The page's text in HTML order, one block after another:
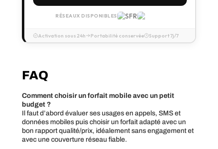
RÉSEAUX DISPONIBLES
Activation sous 24h Portabilité conservée Support 7j/7
FAQ
Comment choisir un forfait mobile avec un petit
budget ?
Il faut d’abord évaluer ses usages en appels, SMS et
données mobiles puis choisir un forfait adapté avec un
bon rapport qualité/prix, idéalement sans engagement et
avec une couverture réseau fiable.